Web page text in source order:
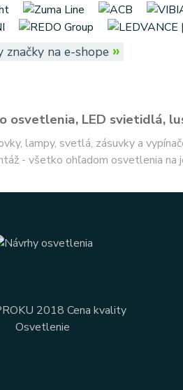
značky na e-shope »
osvetlenia, LED svietidlá,
lampy, svetlá, zásuvky a
- všetko ohľadom osvetlenia na